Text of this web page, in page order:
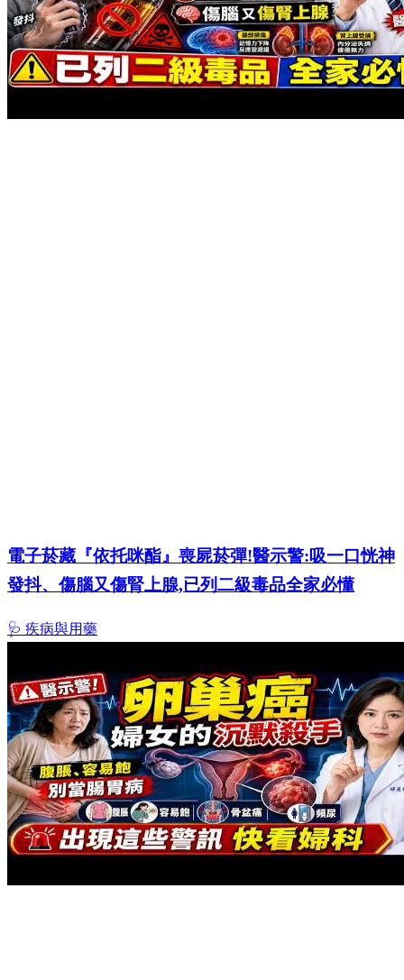
電子菸藏『依托咪酯』喪屍菸彈!醫示警:吸一口恍神
發抖、傷腦又傷腎上腺,已列二級毒品全家必懂
🩺 疾病與用藥